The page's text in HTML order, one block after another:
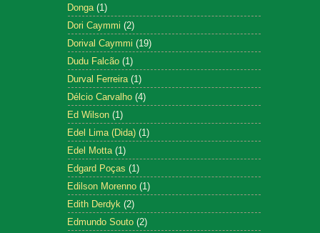
Donga (1)
Dori Caymmi (2)
Dorival Caymmi (19)
Dudu Falcão (1)
Durval Ferreira (1)
Délcio Carvalho (4)
Ed Wilson (1)
Edel Lima (Dida) (1)
Edel Motta (1)
Edgard Poças (1)
Edilson Morenno (1)
Edith Derdyk (2)
Edmundo Souto (2)